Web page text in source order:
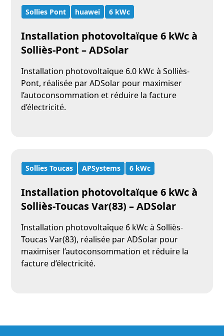
Sollies Pont huawei 6 kWc
Installation photovoltaïque 6 kWc à
Solliès-Pont – ADSolar
Installation photovoltaïque 6.0 kWc à Solliès-
Pont, réalisée par ADSolar pour maximiser
l’autoconsommation et réduire la facture
d’électricité.
Sollies Toucas APSystems 6 kWc
Installation photovoltaïque 6 kWc à
Solliès-Toucas Var(83) – ADSolar
Installation photovoltaïque 6 kWc à Solliès-
Toucas Var(83), réalisée par ADSolar pour
maximiser l’autoconsommation et réduire la
facture d’électricité.